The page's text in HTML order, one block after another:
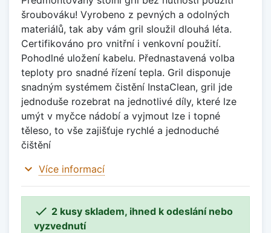
šroubováku! Vyrobeno z pevných a odolných
materiálů, tak aby vám gril sloužil dlouhá léta.
Certifikováno pro vnitřní i venkovní použití.
Pohodlné uložení kabelu. Přednastavená volba
teploty pro snadné řízení tepla. Gril disponuje
snadným systémem čistění InstaClean, gril jde
jednoduše rozebrat na jednotlivé díly, které lze
umýt v myčce nádobí a vyjmout lze i topné
těleso, to vše zajišťuje rychlé a jednoduché
čištění
expand_more Více informací
 2 kusy skladem, ihned k odeslání nebo
vyzvednutí